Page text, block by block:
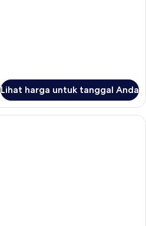
Lihat harga untuk tanggal Anda
Grand Class Suite | Seprai premium,